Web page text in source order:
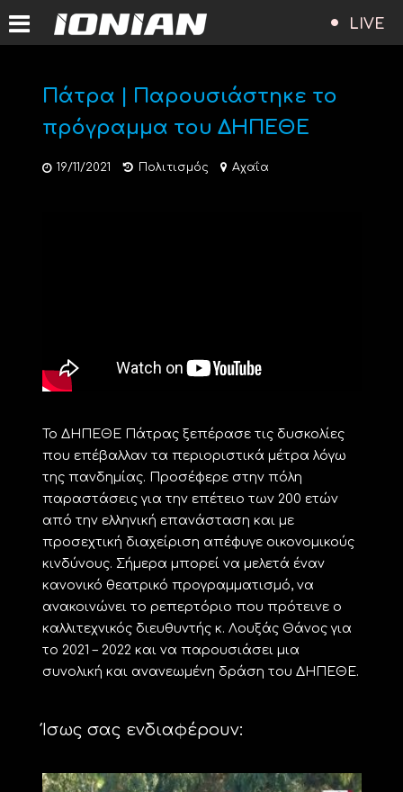
LIVE
Πάτρα | Παρουσιάστηκε το
πρόγραμμα του ΔΗΠΕΘΕ
19/11/2021 Πολιτισμός Αχαΐα
Το ΔΗΠΕΘΕ Πάτρας ξεπέρασε τις δυσκολίες
που επέβαλλαν τα περιοριστικά μέτρα λόγω
της πανδημίας. Προσέφερε στην πόλη
παραστάσεις για την επέτειο των 200 ετών
από την ελληνική επανάσταση και με
προσεχτική διαχείριση απέφυγε οικονομικούς
κινδύνους. Σήμερα μπορεί να μελετά έναν
κανονικό θεατρικό προγραμματισμό, να
ανακοινώνει το ρεπερτόριο που πρότεινε ο
καλλιτεχνικός διευθυντής κ. Λουξάς Θάνος για
το 2021 – 2022 και να παρουσιάσει μια
συνολική και ανανεωμένη δράση του ΔΗΠΕΘΕ.
Ίσως σας ενδιαφέρουν: